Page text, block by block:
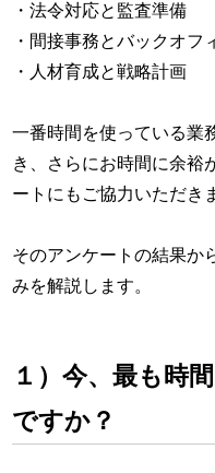
・法令対応と監査準備
・間接事務とバックオフ
・人材育成と戦略計画
一番時間を使っている業
き、さらにお時間に余裕
ートにもご協力いただき
そのアンケートの結果か
みを解説します。
１）今、最も時
ですか？